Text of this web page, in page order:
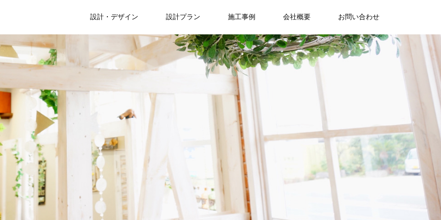
設計・デザイン 設計プラン 施工事例 会社概要 お問い合わせ